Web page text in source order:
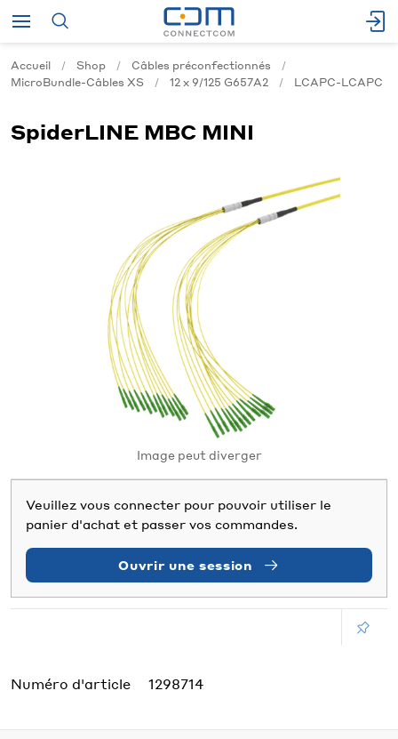
Accueil Shop
Câbles préconfectionnés
MicroBundle-Câbles XS
12 x 9/125 G657A2 LCAPC-LCAPC
SpiderLINE MBC MINI
Image peut diverger
Veuillez vous connecter pour pouvoir utiliser le
panier d'achat et passer vos commandes.
Ouvrir une session
Numéro d'article 1298714